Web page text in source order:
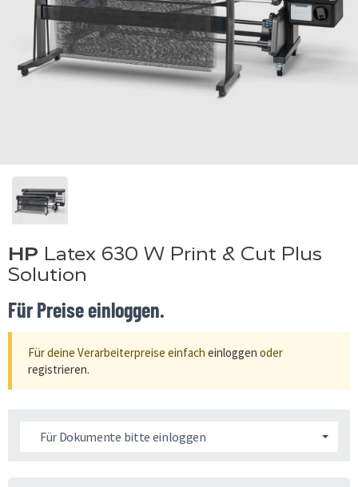
HP Latex 630 W Print & Cut Plus
Solution
Für Preise einloggen.
Für deine Verarbeiterpreise einfach einloggen oder
registrieren.
Für Dokumente bitte einloggen